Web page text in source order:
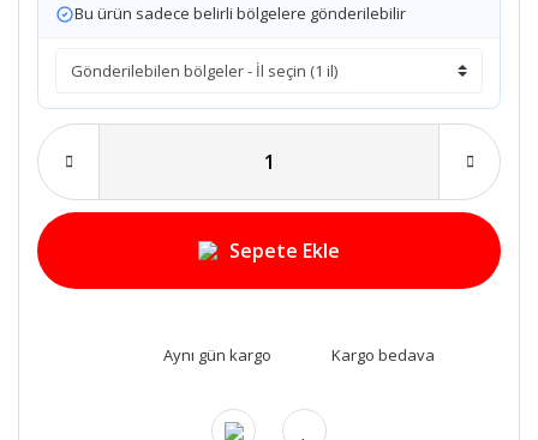
Bu ürün sadece belirli bölgelere gönderilebilir
Sepete Ekle
Aynı gün kargo Kargo bedava